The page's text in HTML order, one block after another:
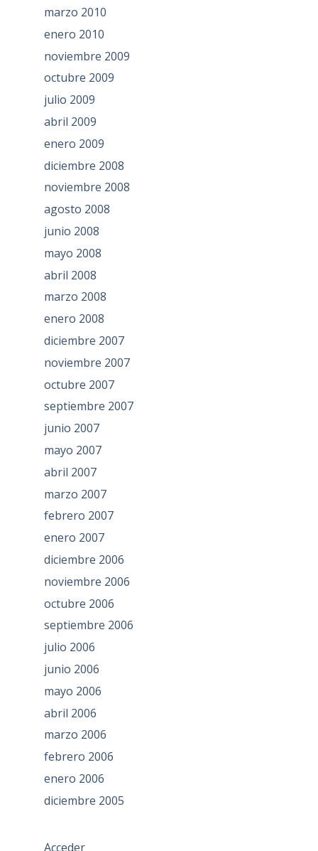
marzo 2010
enero 2010
noviembre 2009
octubre 2009
julio 2009
abril 2009
enero 2009
diciembre 2008
noviembre 2008
agosto 2008
junio 2008
mayo 2008
abril 2008
marzo 2008
enero 2008
diciembre 2007
noviembre 2007
octubre 2007
septiembre 2007
junio 2007
mayo 2007
abril 2007
marzo 2007
febrero 2007
enero 2007
diciembre 2006
noviembre 2006
octubre 2006
septiembre 2006
julio 2006
junio 2006
mayo 2006
abril 2006
marzo 2006
febrero 2006
enero 2006
diciembre 2005
Acceder